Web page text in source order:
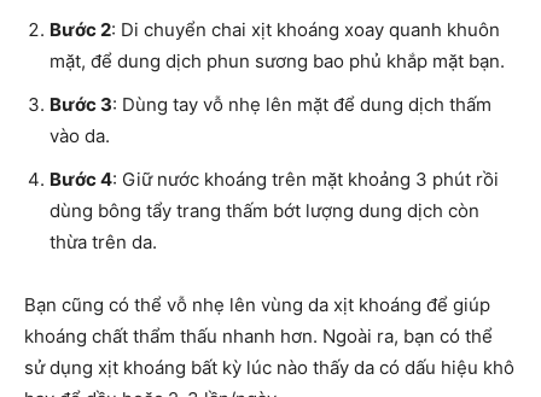
Bước 2: Di chuyển chai xịt khoáng xoay quanh khuôn
mặt, để dung dịch phun sương bao phủ khắp mặt bạn.
Bước 3: Dùng tay vỗ nhẹ lên mặt để dung dịch thấm
vào da.
Bước 4: Giữ nước khoáng trên mặt khoảng 3 phút rồi
dùng bông tẩy trang thấm bớt lượng dung dịch còn
thừa trên da.
Bạn cũng có thể vỗ nhẹ lên vùng da xịt khoáng để giúp
khoáng chất thẩm thấu nhanh hơn. Ngoài ra, bạn có thể
sử dụng xịt khoáng bất kỳ lúc nào thấy da có dấu hiệu khô